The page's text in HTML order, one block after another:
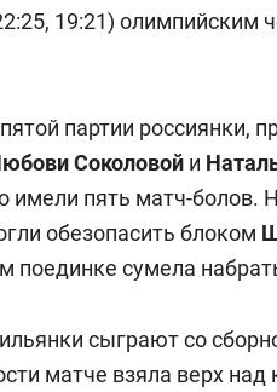
19:21) олимпийским
партии россиянки,
Соколовой и
имели пять матч-
обезопасить блоком
поединке сумела
сыграют со
матче взяла верх над
150 камер до
ID вместо ключа:
безопасность в ЖК